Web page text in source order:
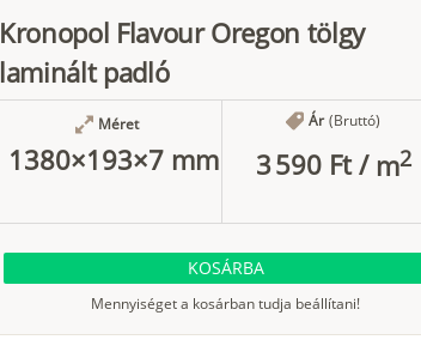
Kronopol Flavour Oregon tölgy
laminált padló
Méret
1380×193×7 mm
Ár (Bruttó)
3 590 Ft/ m2
KOSÁRBA
Mennyiséget a kosárban tudja beállítani!